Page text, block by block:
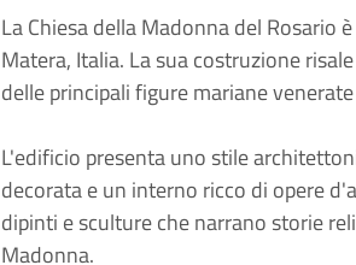
La Chiesa della Madonna del Rosario
Matera, Italia. La sua costruzione
delle principali figure mariane
L'edificio presenta uno stile
decorata e un interno ricco di opere
dipinti e sculture che narrano storie
Madonna.